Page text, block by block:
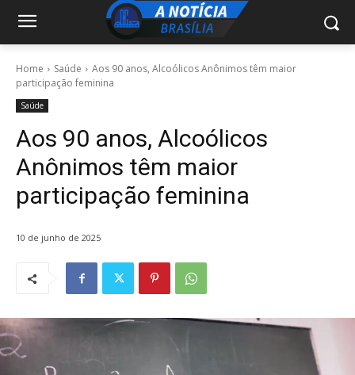
Home Saúde
Aos 90 anos, Alcoólicos Anônimos têm maior
participação feminina
Saúde
Aos 90 anos, Alcoólicos
Anônimos têm maior
participação feminina
10 de junho de 2025